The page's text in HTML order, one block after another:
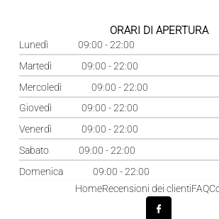
ORARI DI APERTURA
Lunedì
09:00 - 22:00
Martedì
09:00 - 22:00
Mercoledì
09:00 - 22:00
Giovedì
09:00 - 22:00
Venerdì
09:00 - 22:00
Sabato
09:00 - 22:00
Domenica
09:00 - 22:00
HomeRecensioni dei clientiFAQ